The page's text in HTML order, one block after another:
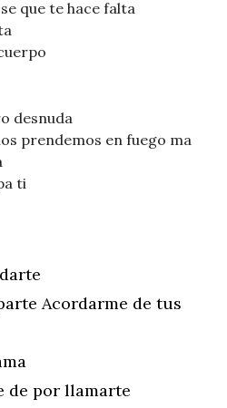
que te hace falta
desnuda
prendemos en fuego ma
ti
Acordarme de tus
de por llamarte